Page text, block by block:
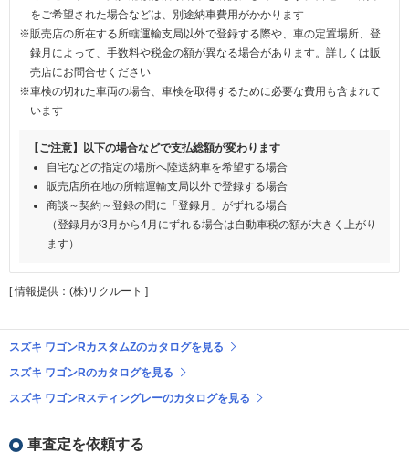
をご希望された場合などは、別途納車費用がかかります
※販売店の所在する所轄運輸支局以外で登録する際や、車の定置場所、登
録月によって、手数料や税金の額が異なる場合があります。詳しくは販
売店にお問合せください
※車検の切れた車両の場合、車検を取得するために必要な費用も含まれて
います
【ご注意】以下の場合などで支払総額が変わります
自宅などの指定の場所へ陸送納車を希望する場合
販売店所在地の所轄運輸支局以外で登録する場合
商談～契約～登録の間に「登録月」がずれる場合
（登録月が3月から4月にずれる場合は自動車税の額が大きく上がり
ます）
[ 情報提供：(株)リクルート ]
スズキ ワゴンRカスタムZのカタログを見る
スズキ ワゴンRのカタログを見る
スズキ ワゴンRスティングレーのカタログを見る
車査定を依頼する